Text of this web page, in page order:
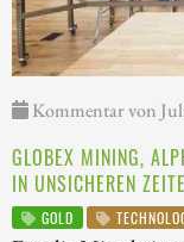
Kommentar von
GLOBEX MINING,
IN UNSICHEREN
GOLD